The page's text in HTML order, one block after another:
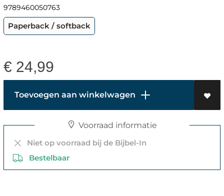
9789460050763
Paperback / softback
€ 24,99
Toevoegen aan winkelwagen
Voorraad informatie
Niet op voorraad bij de Bijbel-In
Bestelbaar